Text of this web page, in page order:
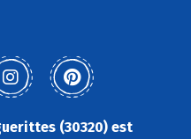
(30320) est